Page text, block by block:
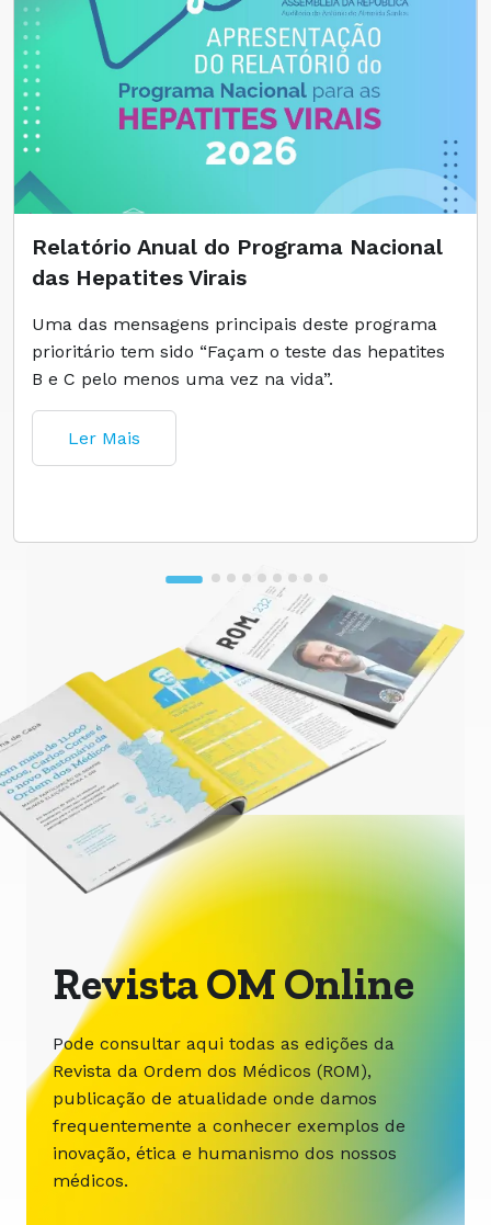
Relatório Anual do Programa Nacional
das Hepatites Virais
Uma das mensagens principais deste programa
prioritário tem sido “Façam o teste das hepatites
B e C pelo menos uma vez na vida”.
Ler Mais
Revista OM Online
Pode consultar aqui todas as edições da
Revista da Ordem dos Médicos (ROM),
publicação de atualidade onde damos
frequentemente a conhecer exemplos de
inovação, ética e humanismo dos nossos
médicos.